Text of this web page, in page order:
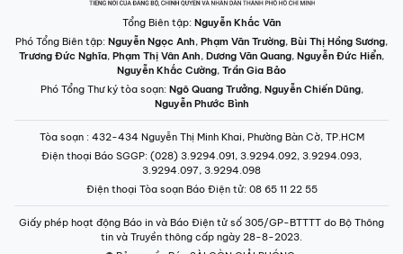
Tổng Biên tập: Nguyễn Khắc Văn
Phó Tổng Biên tập: Nguyễn Ngọc Anh, Phạm Văn Trường, Bùi Thị Hồng Sương,
Trương Đức Nghĩa, Phạm Thị Vân Anh, Dương Văn Quang, Nguyễn Đức Hiển,
Nguyễn Khắc Cường, Trần Gia Bảo
Phó Tổng Thư ký tòa soạn: Ngô Quang Trưởng, Nguyễn Chiến Dũng,
Nguyễn Phước Bình
Tòa soạn : 432-434 Nguyễn Thị Minh Khai, Phường Bàn Cờ, TP.HCM
Điện thoại Báo SGGP: (028) 3.9294.091, 3.9294.092, 3.9294.093,
3.9294.097, 3.9294.098
Điện thoại Tòa soạn Báo Điện tử: 08 65 11 22 55
Giấy phép hoạt động Báo in và Báo Điện tử số 305/GP-BTTTT do Bộ Thông
tin và Truyền thông cấp ngày 28-8-2023.